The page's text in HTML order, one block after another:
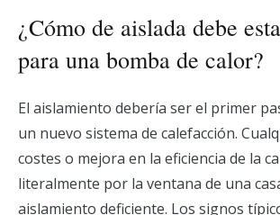
¿Cómo de aislada debe
para una bomba de calor?
El aislamiento debería ser el primer
un nuevo sistema de calefacción.
costes o mejora en la eficiencia de la
literalmente por la ventana de una
aislamiento deficiente. Los signos